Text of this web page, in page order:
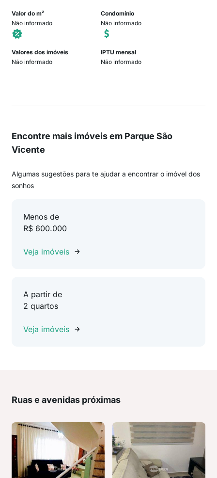
Valor do m²
Não informado
Condomínio
Não informado
Valores dos imóveis
Não informado
IPTU mensal
Não informado
Encontre mais imóveis em Parque São
Vicente
Algumas sugestões para te ajudar a encontrar o imóvel dos
sonhos
Menos de
R$ 600.000
Veja imóveis
A partir de
2 quartos
Veja imóveis
Ruas e avenidas próximas